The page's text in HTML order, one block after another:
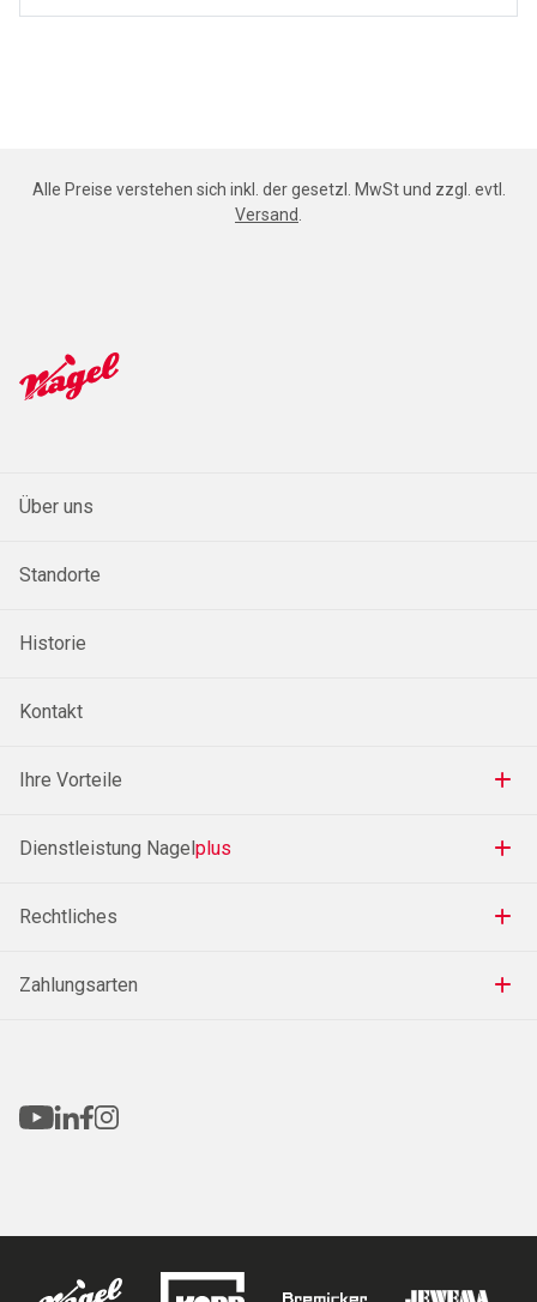
Alle Preise verstehen sich inkl. der gesetzl. MwSt und zzgl. evtl.
Versand
Über uns
Standorte
Historie
Kontakt
Ihre Vorteile
Dienstleistung Nagelplus
Rechtliches
Zahlungsarten